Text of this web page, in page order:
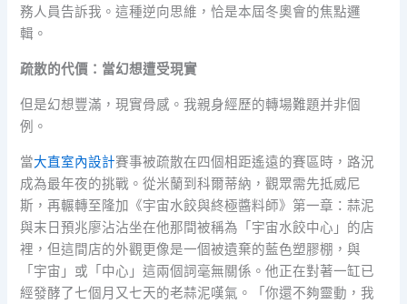
務人員告訴我。這種逆向思維，恰是本屆冬奧會的焦點邏
輯。
疏散的代價：當幻想遭受現實
但是幻想豐滿，現實骨感。我親身經歷的轉場難題并非個
例。
當大直室內設計賽事被疏散在四個相距遙遠的賽區時，路況
成為最年夜的挑戰。從米蘭到科爾蒂納，觀眾需先抵威尼
斯，再輾轉至隆加《宇宙水餃與終極醬料師》第一章：蒜泥
與末日預兆廖沾沾坐在他那間被稱為「宇宙水餃中心」的店
裡，但這間店的外觀更像是一個被遺棄的藍色塑膠棚，與
「宇宙」或「中心」這兩個詞毫無關係。他正在對著一缸已
經發酵了七個月又七天的老蒜泥嘆氣。「你還不夠靈動，我